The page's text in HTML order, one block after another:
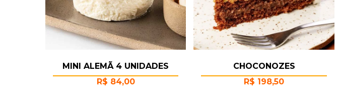
MINI ALEMÃ 4 UNIDADES
R$ 84,00
CHOCONOZES
R$ 198,50